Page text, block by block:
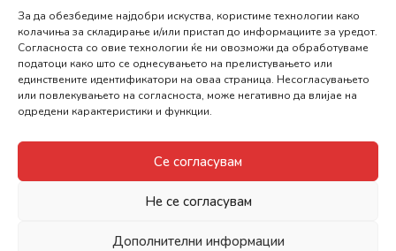
За да обезбедиме најдобри искуства, користиме технологии како
колачиња за складирање и/или пристап до информациите за уредот.
Согласноста со овие технологии ќе ни овозможи да обработуваме
податоци како што се однесувањето на прелистувањето или
единствените идентификатори на оваа страница. Несогласувањето
или повлекувањето на согласноста, може негативно да влијае на
одредени карактеристики и функции.
Се согласувам
Не се согласувам
Дополнителни информации